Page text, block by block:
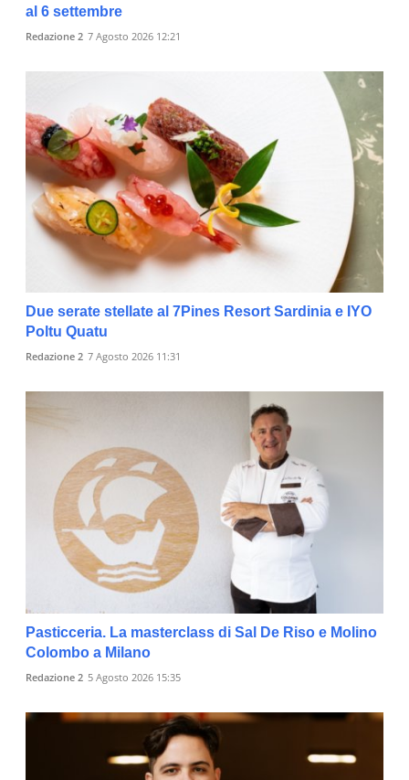
al 6 settembre
Redazione 2 7 Agosto 2026 12:21
Due serate stellate al 7Pines Resort Sardinia e IYO
Poltu Quatu
Redazione 2 7 Agosto 2026 11:31
Pasticceria. La masterclass di Sal De Riso e Molino
Colombo a Milano
Redazione 2 5 Agosto 2026 15:35